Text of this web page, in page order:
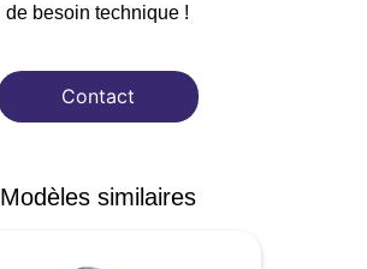
de besoin technique !
Contact
Modèles similaires